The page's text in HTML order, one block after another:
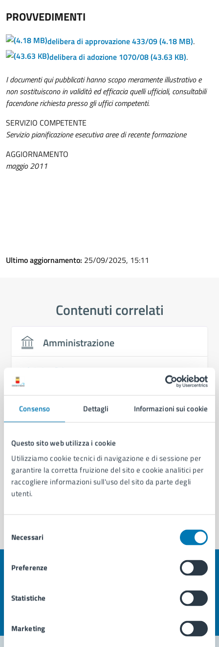
Consenso Dettagli Informazioni sui cookie
Questo sito web utilizza i cookie
Utilizziamo cookie tecnici di navigazione e di sessione per
garantire la corretta fruizione del sito e cookie analitici per
raccogliere informazioni sull'uso del sito da parte degli
utenti.
del
consenso
Necessari
Preferenze
Statistiche
Marketing
PROVVEDIMENTI
delibera di approvazione 433/09(4.18 MB).
delibera di adozione 1070/08(43.63 KB).
I documenti qui pubblicati hanno scopo meramente illustrativo e
non sostituiscono in validità ed efficacia quelli ufficiali, consultabili
facendone richiesta presso gli uffici competenti.
SERVIZIO COMPETENTE
Servizio pianificazione esecutiva aree di recente formazione
AGGIORNAMENTO
maggio 2011
Ultimo aggiornamento: 25/09/2025, 15:11
Contenuti correlati
Amministrazione
U.O.A. Bradisismo
Quanto sono chiare le informazioni su questa
Seleziona il numero di stelle per valutare la chiarezza delle